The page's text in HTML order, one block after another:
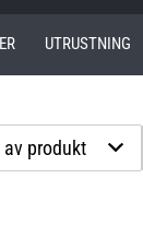
UTRUSTNING
av produkt